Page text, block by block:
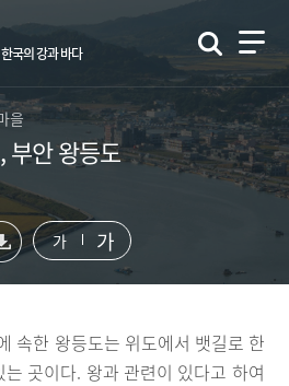
국의 강과 바다
을
부안 왕등도
가 가
속한 왕등도는 위도에서 뱃길로 한
곳이다. 왕과 관련이 있다고 하여